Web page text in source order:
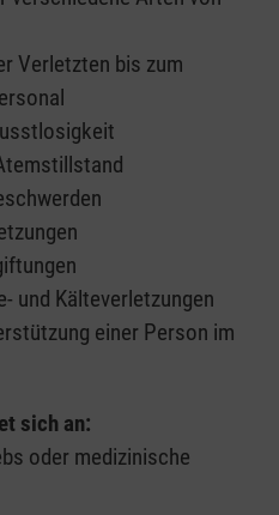
Verletzten bis zum
und Kälteverletzungen
einer Person im
sich an:
oder medizinische